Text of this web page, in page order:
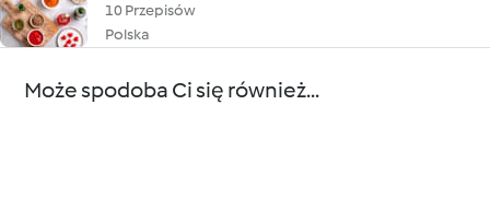
10 Przepisów
Polska
Może spodoba Ci się również...